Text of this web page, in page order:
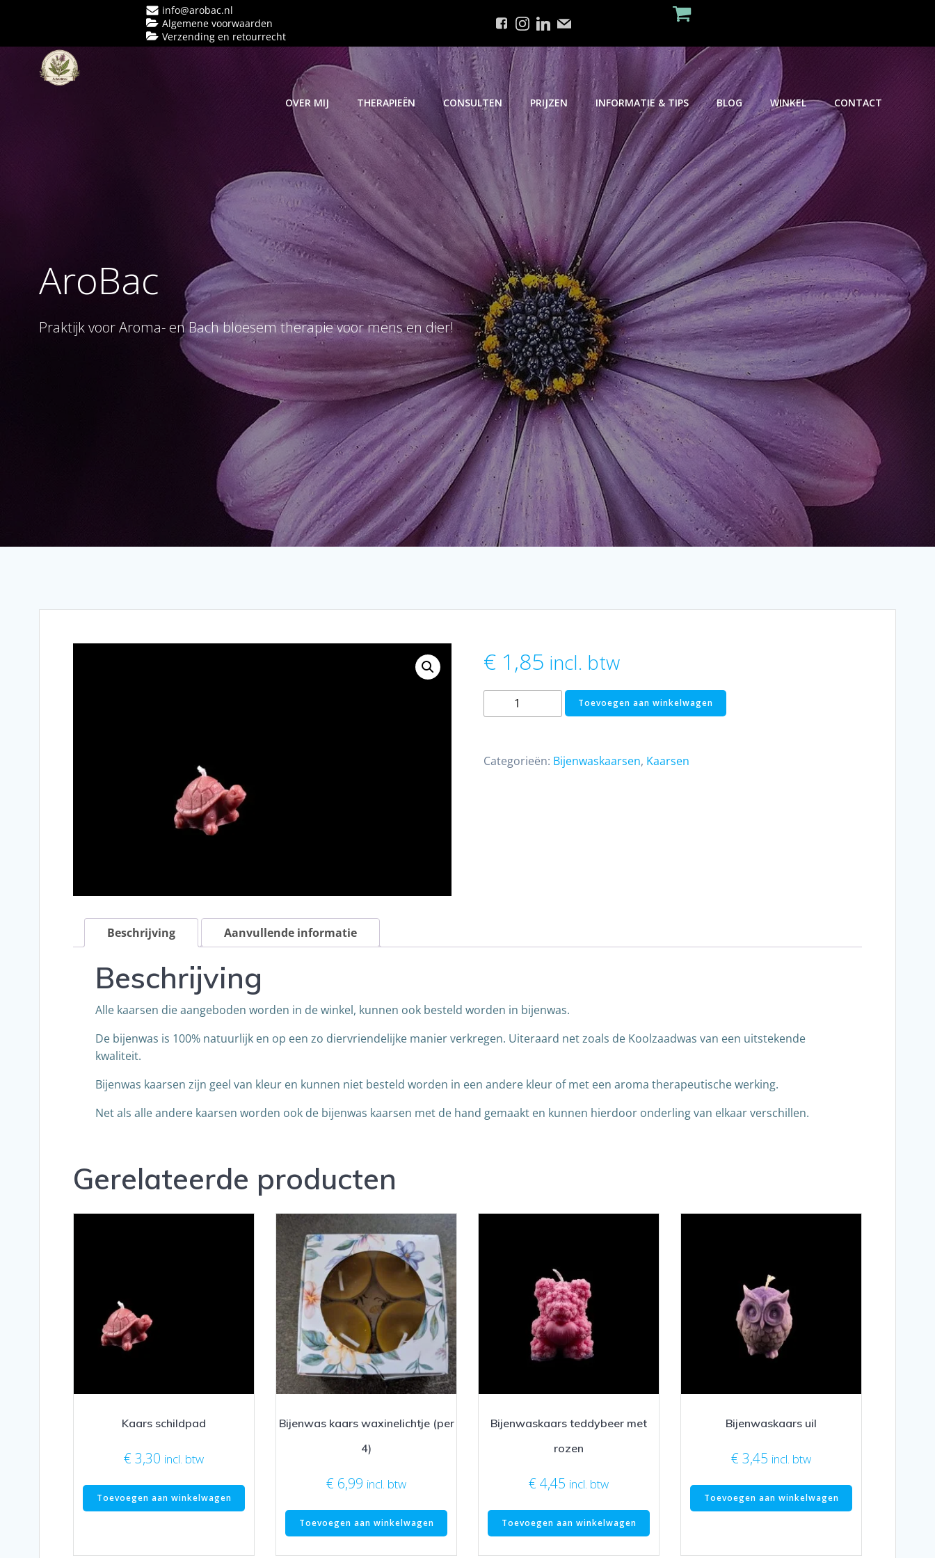
info@arobac.nl
Algemene voorwaarden
Verzending en retourrecht
OVER MIJ THERAPIEËN CONSULTEN PRIJZEN INFORMATIE & TIPS BLOG WINKEL CONTACT
AroBac
Praktijk voor Aroma- en Bach bloesem therapie voor mens en dier!
€1,85 incl. btw
Bijenwas
kaars
Toevoegen aan winkelwagen
Categorieën: Bijenwaskaarsen, Kaarsen
Beschrijving Aanvullende informatie
Beschrijving
Alle kaarsen die aangeboden worden in de winkel, kunnen ook besteld worden in bijenwas.
De bijenwas is 100% natuurlijk en op een zo diervriendelijke manier verkregen. Uiteraard net zoals de Koolzaadwas van een uitstekende
kwaliteit.
Bijenwas kaarsen zijn geel van kleur en kunnen niet besteld worden in een andere kleur of met een aroma therapeutische werking.
Net als alle andere kaarsen worden ook de bijenwas kaarsen met de hand gemaakt en kunnen hierdoor onderling van elkaar verschillen.
Gerelateerde producten
Kaars schildpad
€ 3,30 incl. btw
Toevoegen aan winkelwagen
Bijenwas kaars waxinelichtje (per
4)
€ 6,99 incl. btw
Toevoegen aan winkelwagen
Bijenwaskaars teddybeer met
rozen
€ 4,45 incl. btw
Toevoegen aan winkelwagen
Bijenwaskaars uil
€ 3,45 incl. btw
Toevoegen aan winkelwagen